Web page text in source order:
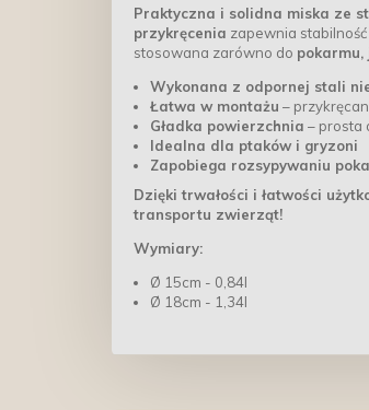
Praktyczna i solidna miska ze
przykręcenia zapewnia
stosowana zarówno do
Wykonana z odpornej stali
Łatwa w montażu –
Gładka powierzchnia – prosta
Idealna dla ptaków i gryzoni
Zapobiega rozsypywaniu
Dzięki trwałości i łatwości
transportu zwierząt!
Wymiary:
Ø 15cm - 0,84l
Ø 18cm - 1,34l